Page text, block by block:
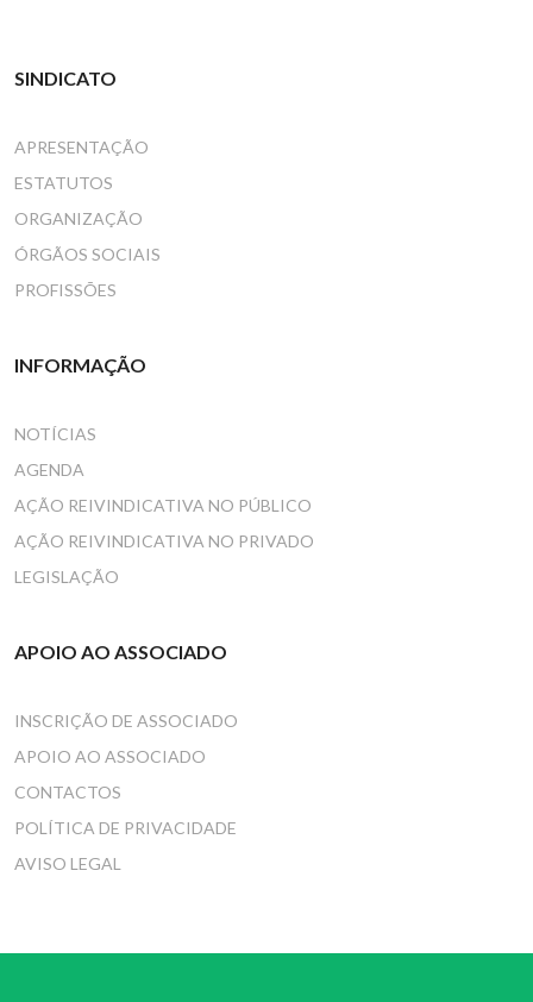
SINDICATO
APRESENTAÇÃO
ESTATUTOS
ORGANIZAÇÃO
ÓRGÃOS SOCIAIS
PROFISSÕES
INFORMAÇÃO
NOTÍCIAS
AGENDA
AÇÃO REIVINDICATIVA NO PÚBLICO
AÇÃO REIVINDICATIVA NO PRIVADO
LEGISLAÇÃO
APOIO AO ASSOCIADO
INSCRIÇÃO DE ASSOCIADO
APOIO AO ASSOCIADO
CONTACTOS
POLÍTICA DE PRIVACIDADE
AVISO LEGAL